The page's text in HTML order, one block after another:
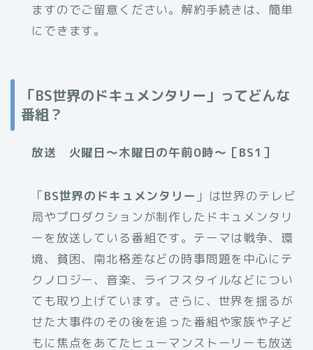
ますのでご留意ください。解約手続きは、簡単
にできます。
「BS世界のドキュメンタリー」ってどんな
番組？
放送 火曜日～木曜日の午前0時～［BS1］
「BS世界のドキュメンタリー 」は世界のテレビ
局やプロダクションが制作したドキュメンタリ
ーを放送している番組です。テーマは戦争、環
境、貧困、南北格差などの時事問題を中心にテ
クノロジー、音楽、ライフスタイルなどについ
ても取り上げています。さらに、世界を揺るが
せた大事件のその後を追った番組や家族や子ど
もに焦点をあてたヒューマンストーリーも放送